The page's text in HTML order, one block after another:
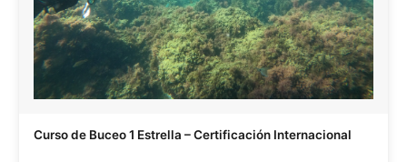
Curso de Buceo 1 Estrella – Certificación Internacional